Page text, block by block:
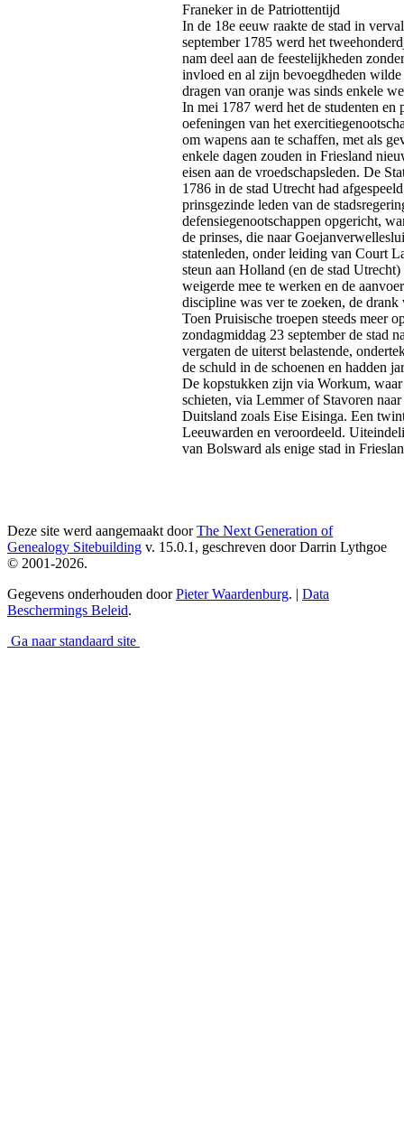
Franeker in de Patriottentijd
In de 18e eeuw raakte de stad in
september 1785 werd het
nam deel aan de feestelijkheden
invloed en al zijn bevoegdheden
dragen van oranje was sinds enkele
In mei 1787 werd het de studenten en
oefeningen van het
om wapens aan te schaffen, met als
enkele dagen zouden in Friesland
eisen aan de vroedschapsleden. De
1786 in de stad Utrecht had
prinsgezinde leden van de
defensiegenootschappen opgericht,
de prinses, die naar
statenleden, onder leiding van Court
steun aan Holland (en de stad
weigerde mee te werken en de
discipline was ver te zoeken, de
Toen Pruisische troepen steeds meer
zondagmiddag 23 september de stad
vergaten de uiterst belastende,
de schuld in de schoenen en hadden
De kopstukken zijn via Workum,
schieten, via Lemmer of Stavoren
Duitsland zoals Eise Eisinga. Een
Leeuwarden en veroordeeld.
van Bolsward als enige stad in
Deze site werd aangemaakt doorThe Next Generation of
Genealogy Sitebuilding v. 15.0.1, geschreven door Darrin Lythgoe
© 2001-2026.
Gegevens onderhouden doorPieter Waardenburg. | Data
Beschermings Beleid.
Ga naar standaard site